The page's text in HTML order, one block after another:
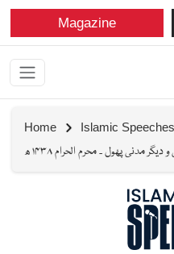
Magazine
Home Islamic Speeches
مدنی پھول ۔ محرم الحرام ۱۴۳۸ ھ